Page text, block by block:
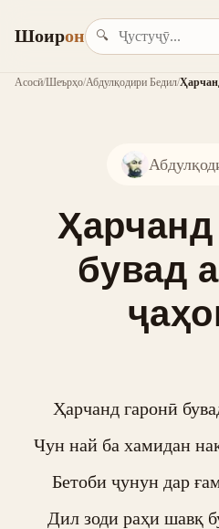
Шоирон 🔍
Асосӣ/Шеърҳо/Абдулқодири Бедил/
Ҳарчанд
бувад
Ҳарчанд гаронӣ
Чун най ба хамидан
Бетоби ҷунун дар
Дил зоди раҳи шавқ